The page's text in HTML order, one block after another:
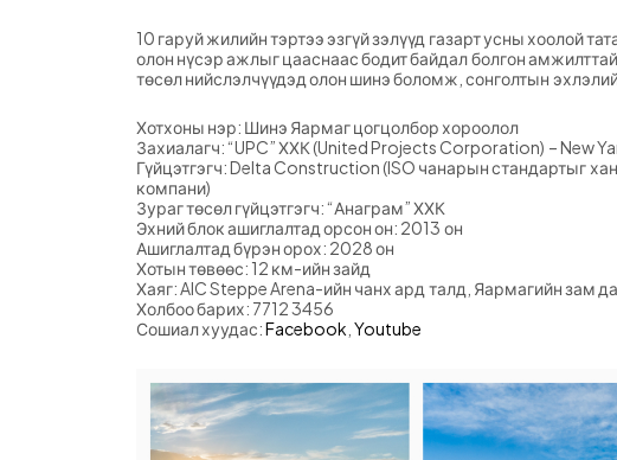
10 гаруй жилийн тэртээ эзгүй зэлүүд газарт усны хоолой
олон нүсэр ажлыг цааснаас бодит байдал болгон
төсөл нийслэлчүүдэд олон шинэ боломж, сонголтын
Хотхоны нэр: Шинэ Яармаг цогцолбор хороолол
Захиалагч: “UPC” ХХК (United Projects Corporation) – New
Гүйцэтгэгч: Delta Construction (ISO чанарын стандартыг
компани)
Зураг төсөл гүйцэтгэгч: “Анаграм” ХХК
Эхний блок ашиглалтад орсон он: 2013 он
Ашиглалтад бүрэн орох: 2028 он
Хотын төвөөс: 12 км-ийн зайд
Хаяг: AIC Steppe Arena-ийн чанх ард талд, Яармагийн зам
Холбоо барих: 7712 3456
Сошиал хуудас:Facebook ,Youtube